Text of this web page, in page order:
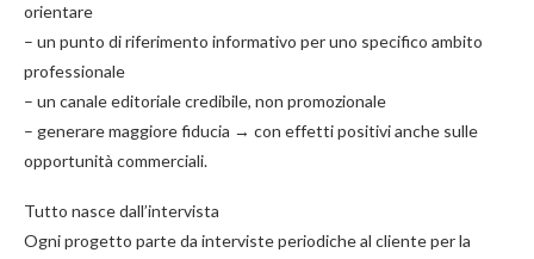
orientare
– un punto di riferimento informativo per uno specifico ambito
professionale
– un canale editoriale credibile, non promozionale
– generare maggiore fiducia → con effetti positivi anche sulle
opportunità commerciali.
Tutto nasce dall’intervista
Ogni progetto parte da interviste periodiche al cliente per la